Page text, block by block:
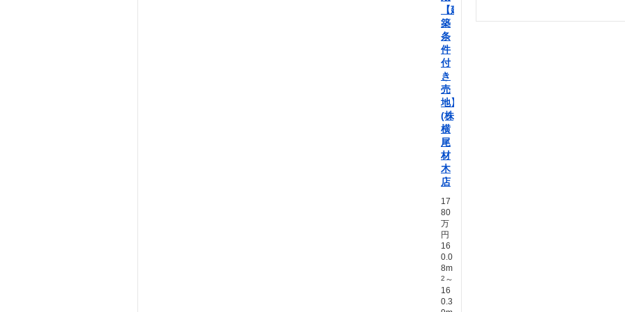
【建
築
条
件
付
き
売
地】
(株)
横
尾
材
木
店
17
80
万
円
16
0.0
8m
2 ～
16
0.3